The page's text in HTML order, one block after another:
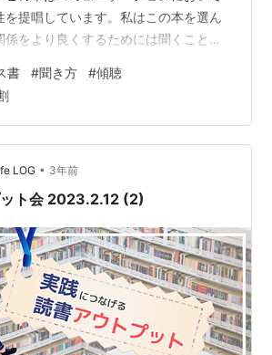
を提唱しています。私はこの本を選ん
係をより良くするためには聞くことが
からです。 2. 主題やテーマ この書籍
、聞くことの重要性です。著者は、
いた相手に対して自分の心を開いて話
うことを指摘しています。私はこのテ
した。なぜなら、人間関係を築く上
剣に聞くこ…
書 #聞き方 #傾聴
LOG • 3年前
ト会 2023.2.12 (2)